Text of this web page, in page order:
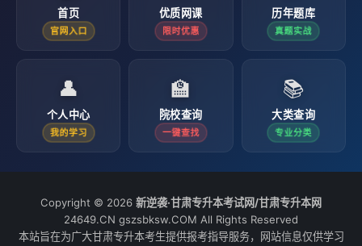
首页
官网入口
优质网课
限时优惠
历年题库
真题实战
👤
个人中心
我的学习
🏫
院校查询
一键查找
📚
大类查询
专业分类
Copyright © 2026 新逆袭·甘肃专升本考试网/甘肃专升本网
24649.CN gszsbksw.COM All Rights Reserved
本站旨在为广大甘肃专升本考生提供报考指导服务，网站信息仅供学习